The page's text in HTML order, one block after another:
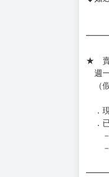
訂金
◆日
◆日
約發
◆如